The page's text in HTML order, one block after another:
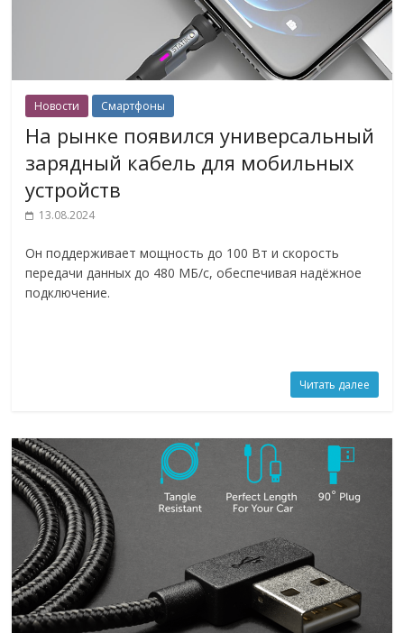
Новости Смартфоны
На рынке появился универсальный
зарядный кабель для мобильных
устройств
13.08.2024
Он поддерживает мощность до 100 Вт и скорость
передачи данных до 480 МБ/с, обеспечивая надёжное
подключение.
Читать далее